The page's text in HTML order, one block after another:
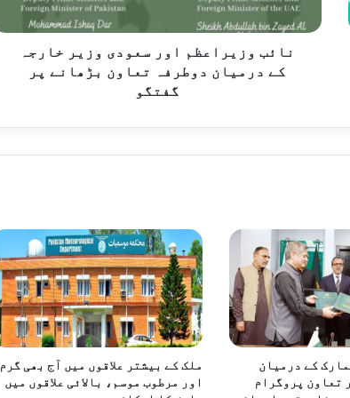
پر عملدرآمد کا مطالبہ
کے منصوبے جلد مکمل کرنے کی ہدایت
ا
و
ی
و
ز
ی
ر
خ
ا
ر
ج
نائب وزیراعظم اور سعودی وزیر خارجہ
کے درمیان دوطرفہ تعاون بڑھانے پر
گفتگو
کے درمیان
تعاون پروگرام
ملک کے بیشتر علاقوں میں آج بھی گرم
اور مرطوب موسم، بالائی علاقوں میں